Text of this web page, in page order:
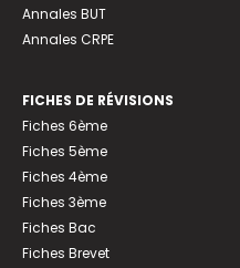
Annales BUT
Annales CRPE
FICHES DE RÉVISIONS
Fiches 6ème
Fiches 5ème
Fiches 4ème
Fiches 3ème
Fiches Bac
Fiches Brevet